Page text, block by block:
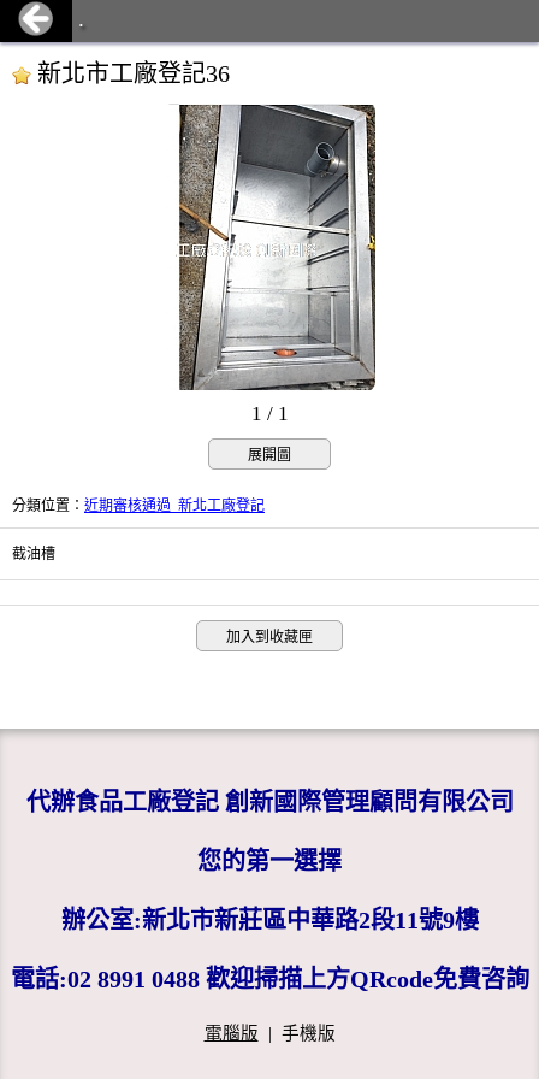
.
新北市工廠登記36
1 / 1
展開圖
分類位置 ： 近期審核通過_新北工廠登記
截油槽
加入到收藏匣
代辦食品工廠登記 創新國際管理顧問有限公司
您的第一選擇
辦公室:新北市新莊區中華路2段11號9樓
電話:02 8991 0488 歡迎掃描上方QRcode免費咨詢
電腦版 | 手機版